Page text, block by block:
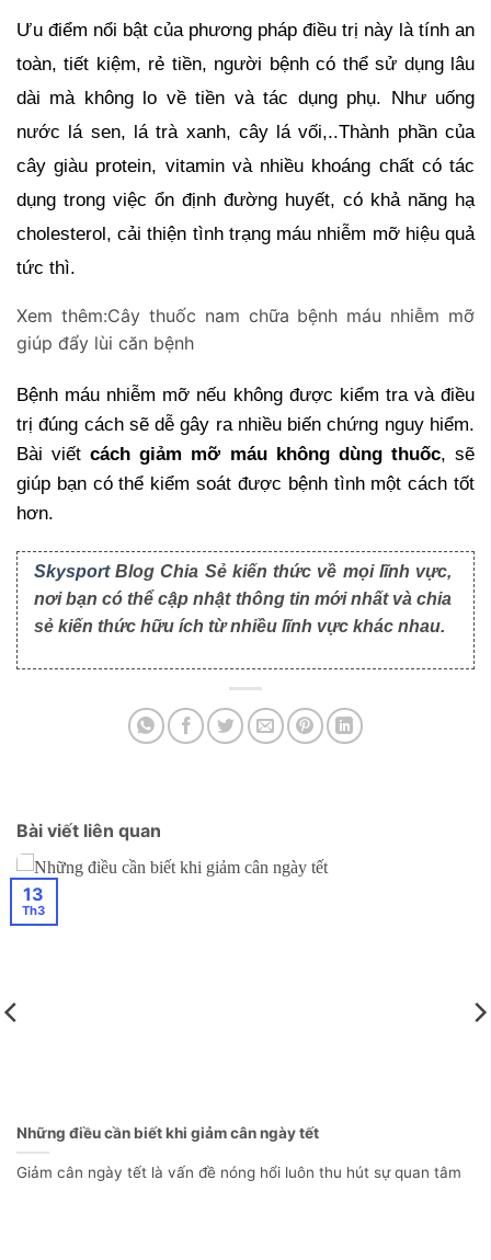
Ưu điểm nổi bật của phương pháp điều trị này là tính an
toàn, tiết kiệm, rẻ tiền, người bệnh có thể sử dụng lâu
dài mà không lo về tiền và tác dụng phụ. Như uống
nước lá sen, lá trà xanh, cây lá vối,..Thành phần của
cây giàu protein, vitamin và nhiều khoáng chất có tác
dụng trong việc ổn định đường huyết, có khả năng hạ
cholesterol, cải thiện tình trạng máu nhiễm mỡ hiệu quả
tức thì.
Xem thêm:Cây thuốc nam chữa bệnh máu nhiễm mỡ
giúp đẩy lùi căn bệnh
Bệnh máu nhiễm mỡ nếu không được kiểm tra và điều
trị đúng cách sẽ dễ gây ra nhiều biến chứng nguy hiểm.
Bài viết cách giảm mỡ máu không dùng thuốc, sẽ
giúp bạn có thể kiểm soát được bệnh tình một cách tốt
hơn.
SkysportBlog Chia Sẻ kiến thức về mọi lĩnh vực,
nơi bạn có thể cập nhật thông tin mới nhất và chia
sẻ kiến thức hữu ích từ nhiều lĩnh vực khác nhau.
Bài viết liên quan
Những điều cần biết khi giảm cân ngày tết
Giảm cân ngày tết là vấn đề nóng hổi luôn thu hút sự quan tâm
13
Th3